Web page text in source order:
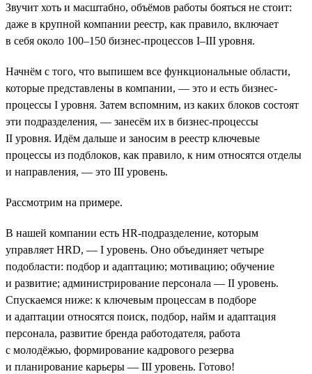
Звучит хоть и масштабно, объёмов работы бояться не стоит:
даже в крупной компании реестр, как правило, включает
в себя около 100–150 бизнес-процессов I–III уровня.
Начнём с того, что выпишем все функциональные области,
которые представлены в компании, — это и есть бизнес-
процессы I уровня. Затем вспомним, из каких блоков состоят
эти подразделения, — занесём их в бизнес-процессы
II уровня. Идём дальше и заносим в реестр ключевые
процессы из подблоков, как правило, к ним относятся отделы
и направления, — это III уровень.
Рассмотрим на примере.
В нашей компании есть HR-подразделение, которым
управляет HRD, — I уровень. Оно объединяет четыре
подобласти: подбор и адаптацию; мотивацию; обучение
и развитие; администрирование персонала — II уровень.
Спускаемся ниже: к ключевым процессам в подборе
и адаптации относятся поиск, подбор, найм и адаптация
персонала, развитие бренда работодателя, работа
с молодёжью, формирование кадрового резерва
и планирование карьеры — III уровень. Готово!